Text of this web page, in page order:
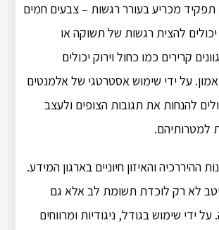
מכריע בעורר רגשות – צבעים חמים
להצית רגשות של תשוקה או
קרירים כמו כחול וירוק יכולים
על ידי שימוש אסטרטגי של אלמנטים
להנחות את תגובות הצופים ולעצב
למטרותיהם.
ההיררכיה והאיזון חיוניים בארגון המידע.
לא רק לוכדת תשומת לב אלא גם
ידי שימוש בגודל, ניגודיות ומרווחים